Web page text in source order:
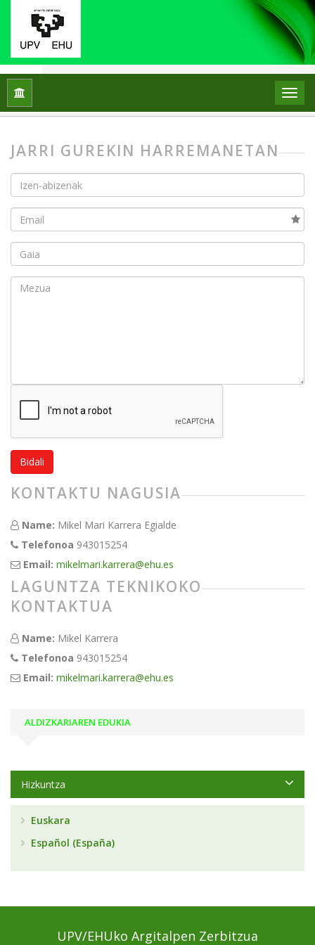
Hasiera
JARRI GUREKIN HARREMANETAN
Bidali
KONTAKTU NAGUSIA
Name: Mikel Mari Karrera Egialde
Telefonoa 943015254
Email: mikelmari.karrera@ehu.es
LAGUNTZA TEKNIKOKO
KONTAKTUA
Name: Mikel Karrera
Telefonoa 943015254
Email: mikelmari.karrera@ehu.es
ALDIZKARIAREN EDUKIA
Hizkuntza
Euskara
Español (España)
UPV/EHUko Argitalpen Zerbitzua